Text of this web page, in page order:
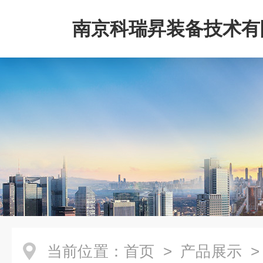
南京科瑞昇装备技术
当前位置： 首页 > 产品展示